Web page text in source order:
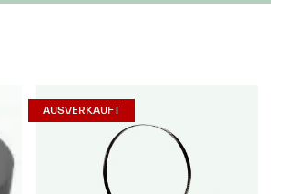
AUSVERKAUFT